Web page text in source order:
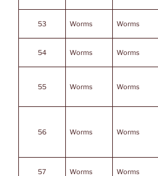
53 Worms Worms
54 Worms Worms
55 Worms Worms
56 Worms Worms
57 Worms Worms